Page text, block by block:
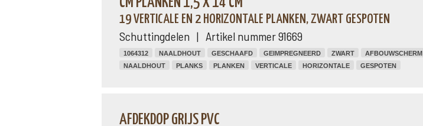
19 VERTICALE EN 2 HORIZONTALE PLANKEN, ZWART GESPOTEN
Schuttingdelen | Artikel nummer 91669
1064312 NAALDHOUT GESCHAAFD GEIMPREGNEERD ZWART
AFBOUWSCHERM
NAALDHOUT
PLANKS PLANKEN VERTICALE HORIZONTALE GESPOTEN
AFDEKDOP GRIJS PVC